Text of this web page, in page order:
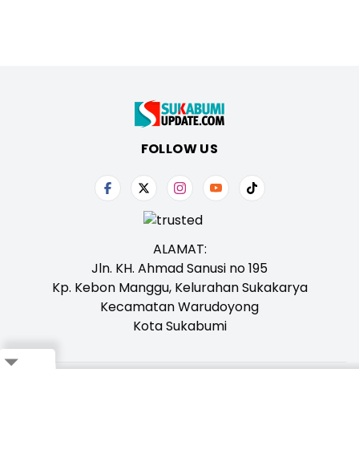
FOLLOW US
ALAMAT:
Jln. KH. Ahmad Sanusi no 195
Kp. Kebon Manggu, Kelurahan Sukakarya
Kecamatan Warudoyong
Kota Sukabumi